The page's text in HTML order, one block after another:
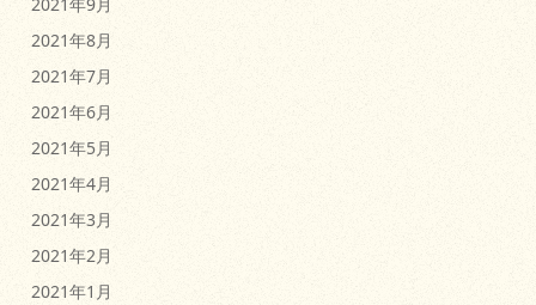
2021年8月
2021年7月
2021年6月
2021年5月
2021年4月
2021年3月
2021年2月
2021年1月